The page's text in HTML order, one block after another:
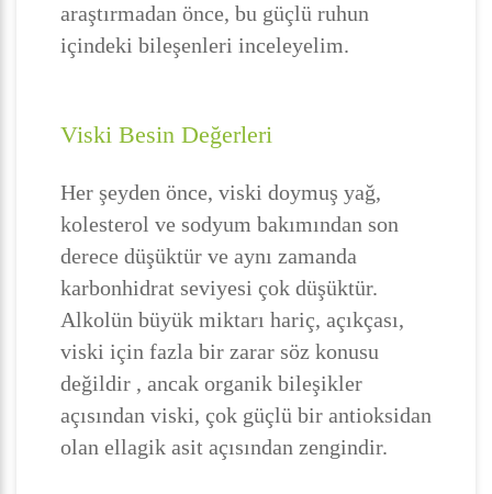
araştırmadan önce, bu güçlü ruhun
içindeki bileşenleri inceleyelim.
Viski Besin Değerleri
Her şeyden önce, viski doymuş yağ,
kolesterol ve sodyum bakımından son
derece düşüktür ve aynı zamanda
karbonhidrat seviyesi çok düşüktür.
Alkolün büyük miktarı hariç, açıkçası,
viski için fazla bir zarar söz konusu
değildir , ancak organik bileşikler
açısından viski, çok güçlü bir antioksidan
olan ellagik asit açısından zengindir.